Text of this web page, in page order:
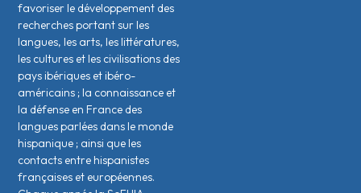
favoriser le développement des
recherches portant sur les
langues, les arts, les littératures,
les cultures et les civilisations des
pays ibériques et ibéro-
américains ; la connaissance et
la défense en France des
langues parlées dans le monde
hispanique ; ainsi que les
contacts entre hispanistes
français·es et européen·nes.